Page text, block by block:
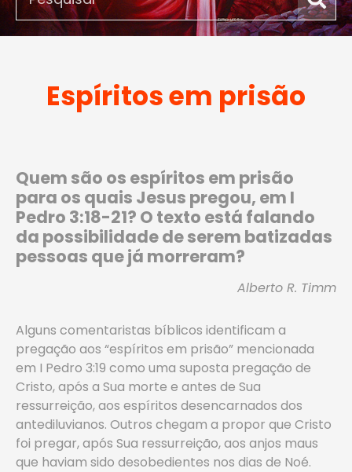
Espíritos em prisão
Quem são os espíritos em prisão
para os quais Jesus pregou, em I
Pedro 3:18-21? O texto está falando
da possibilidade de serem batizadas
pessoas que já morreram?
Alberto R. Timm
Alguns comentaristas bíblicos identificam a
pregação aos “espíritos em prisão” mencionada
em I Pedro 3:19 como uma suposta pregação de
Cristo, após a Sua morte e antes de Sua
ressurreição, aos espíritos desencarnados dos
antediluvianos. Outros chegam a propor que Cristo
foi pregar, após Sua ressurreição, aos anjos maus
que haviam sido desobedientes nos dias de Noé.